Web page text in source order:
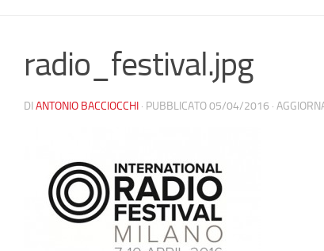
radio_festival.jpg
DI ANTONIO BACCIOCCHI · PUBBLICATO05/04/2016 ·